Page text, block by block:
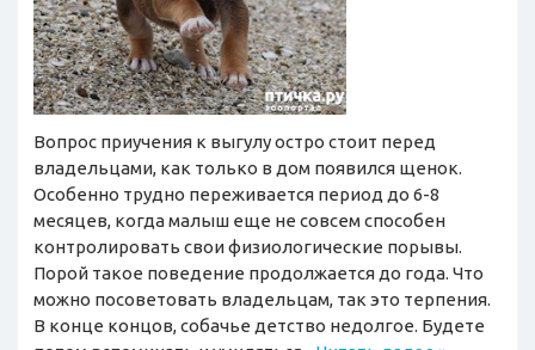
Вопрос приучения к выгулу остро стоит перед
владельцами, как только в дом появился щенок.
Особенно трудно переживается период до 6-8
месяцев, когда малыш еще не совсем способен
контролировать свои физиологические порывы.
Порой такое поведение продолжается до года. Что
можно посоветовать владельцам, так это терпения.
В конце концов, собачье детство недолгое. Будете